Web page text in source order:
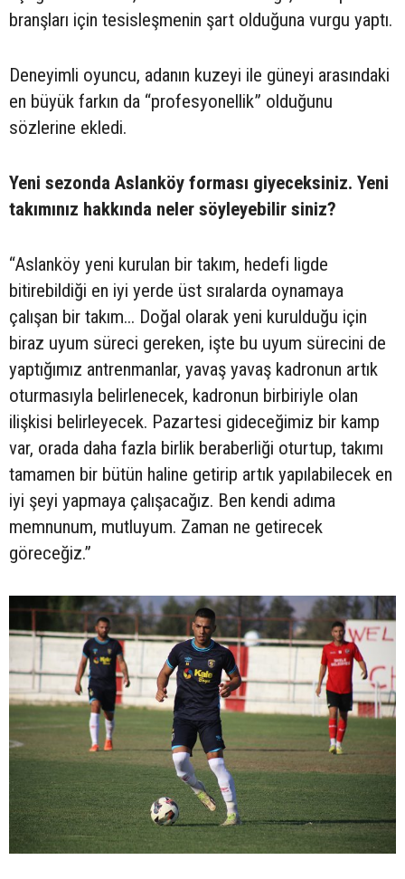
branşları için tesisleşmenin şart olduğuna vurgu yaptı.
Deneyimli oyuncu, adanın kuzeyi ile güneyi arasındaki
en büyük farkın da “profesyonellik” olduğunu
sözlerine ekledi.
Yeni sezonda Aslanköy forması giyeceksiniz. Yeni
takımınız hakkında neler söyleyebilir siniz?
“Aslanköy yeni kurulan bir takım, hedefi ligde
bitirebildiği en iyi yerde üst sıralarda oynamaya
çalışan bir takım... Doğal olarak yeni kurulduğu için
biraz uyum süreci gereken, işte bu uyum sürecini de
yaptığımız antrenmanlar, yavaş yavaş kadronun artık
oturmasıyla belirlenecek, kadronun birbiriyle olan
ilişkisi belirleyecek. Pazartesi gideceğimiz bir kamp
var, orada daha fazla birlik beraberliği oturtup, takımı
tamamen bir bütün haline getirip artık yapılabilecek en
iyi şeyi yapmaya çalışacağız. Ben kendi adıma
memnunum, mutluyum. Zaman ne getirecek
göreceğiz.”